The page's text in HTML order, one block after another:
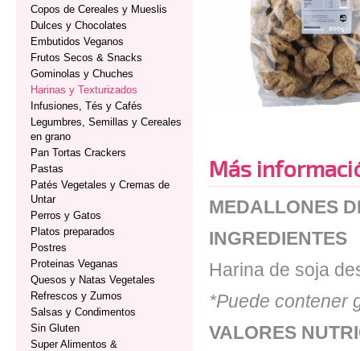
Copos de Cereales y Mueslis
Dulces y Chocolates
Embutidos Veganos
Frutos Secos & Snacks
Gominolas y Chuches
Harinas y Texturizados
Infusiones, Tés y Cafés
Legumbres, Semillas y Cereales
en grano
Pan Tortas Crackers
Pastas
Patés Vegetales y Cremas de
Untar
Perros y Gatos
Platos preparados
Postres
Proteinas Veganas
Quesos y Natas Vegetales
Refrescos y Zumos
Salsas y Condimentos
Sin Gluten
Super Alimentos &
Más
MEDALLONES
INGREDIENTES
Harina de soja
*Puede contener
VALORES